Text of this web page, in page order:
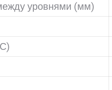
уровнями (мм)